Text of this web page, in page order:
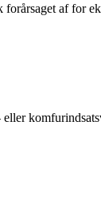
af for